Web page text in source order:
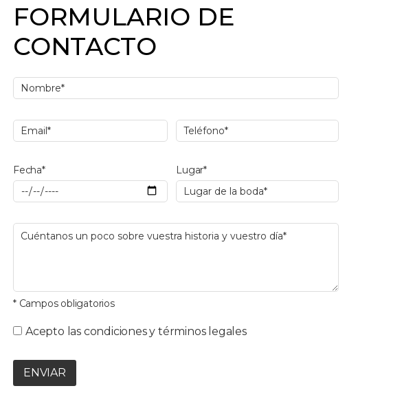
FORMULARIO DE
CONTACTO
Fecha* Lugar*
* Campos obligatorios
Acepto las condiciones y términos legales
ENVIAR